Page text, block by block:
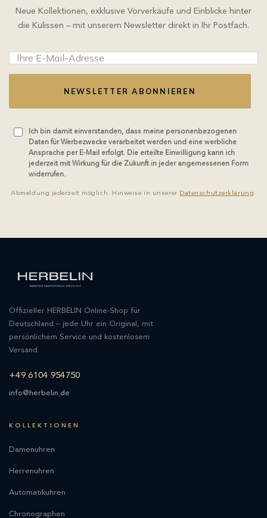
Neue Kollektionen, exklusive Vorverkäufe und Einblicke hinter
die Kulissen – mit unserem Newsletter direkt in Ihr Postfach.
NEWSLETTER ABONNIEREN
Ich bin damit einverstanden, dass meine personenbezogenen
Daten für Werbezwecke verarbeitet werden und eine werbliche
Ansprache per E-Mail erfolgt. Die erteilte Einwilligung kann ich
jederzeit mit Wirkung für die Zukunft in jeder angemessenen Form
widerrufen.
Abmeldung jederzeit möglich. Hinweise in unserer Datenschutzerklärung.
Offizieller HERBELIN Online-Shop für
Deutschland – jede Uhr ein Original, mit
persönlichem Service und kostenlosem
Versand.
+49 6104 954750
info@herbelin.de
KOLLEKTIONEN
Damenuhren
Herrenuhren
Automatikuhren
Chronographen